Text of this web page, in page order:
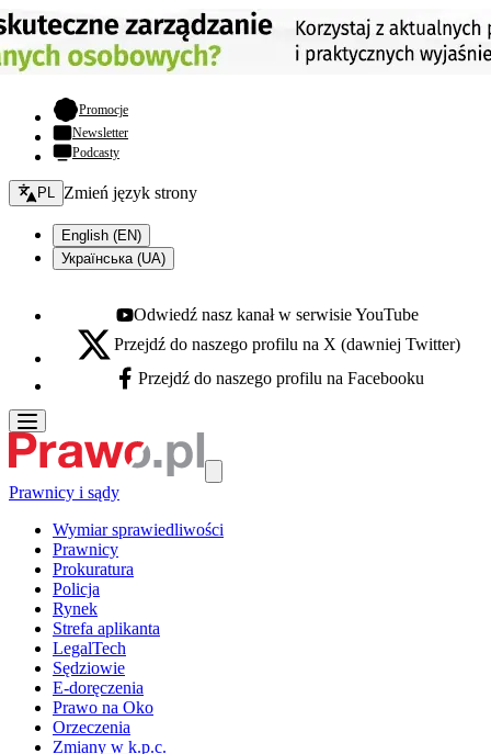
Promocje- otwiera się w nowej karcie
Newsletter
Podcasty
Zmień język - bieżący:
PL Zmień język strony
English (EN)
Українська (UA)
Youtube - otwiera się w nowej karcie
Odwiedź nasz kanał w serwisie YouTube
X - otwiera się w nowej karcie
Przejdź do naszego profilu na X (dawniej Twitter)
Facebook - otwiera się w nowej karcie
Przejdź do naszego profilu na Facebooku
Prawnicy i sądy
Wymiar sprawiedliwości
Prawnicy
Prokuratura
Policja
Rynek
Strefa aplikanta
LegalTech
Sędziowie
E-doręczenia
Prawo na Oko
Orzeczenia
Zmiany w k.p.c.